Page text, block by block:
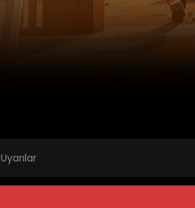
Uyarılar